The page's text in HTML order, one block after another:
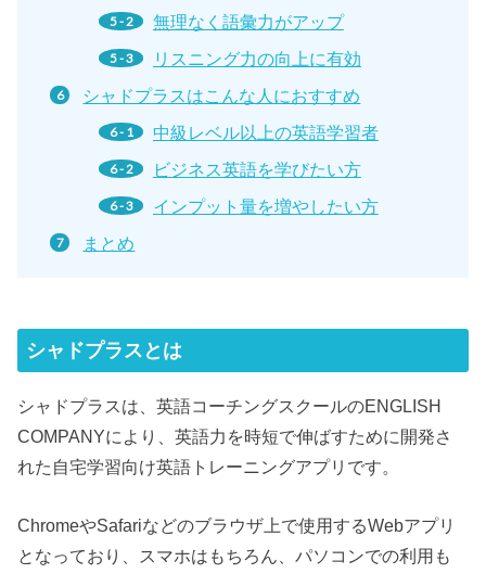
無理なく語彙力がアップ
リスニング力の向上に有効
シャドプラスはこんな人におすすめ
中級レベル以上の英語学習者
ビジネス英語を学びたい方
インプット量を増やしたい方
まとめ
シャドプラスとは
シャドプラスは、英語コーチングスクールのENGLISH
COMPANYにより、英語力を時短で伸ばすために開発さ
れた自宅学習向け英語トレーニングアプリです。
ChromeやSafariなどのブラウザ上で使用するWebアプリ
となっており、スマホはもちろん、パソコンでの利用も